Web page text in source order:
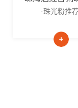
·珠光粉推